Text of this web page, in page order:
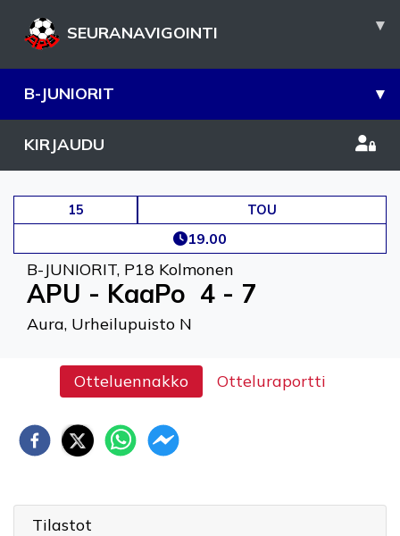
SEURANAVIGOINTI ▾
B-JUNIORIT ▾
KIRJAUDU
15 TOU
19.00
B-JUNIORIT, P18 Kolmonen
APU - KaaPo 4 - 7
Aura, Urheilupuisto N
Otteluennakko Otteluraportti
Tilastot